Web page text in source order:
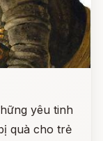
yêu tinh
quà cho trẻ